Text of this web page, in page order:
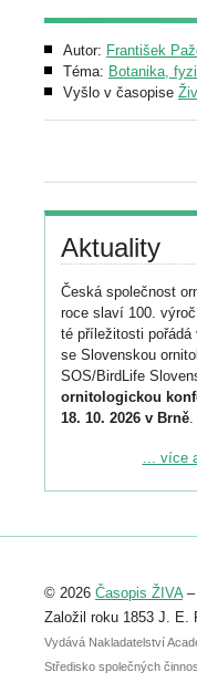
Autor: František
Téma: Botanika,
Vyšlo v časopise
Aktuality
Česká společnost
roce slaví 100.
té příležitosti pořádá
se Slovenskou
SOS/BirdLife
ornitologickou
18. 10. 2026 v Brně.
Podrobnější
Registrovat se
abstraktu přihlášené
posteru je už 30.
... více
© 2026 Časopis ŽIVA–
Založil roku 1853 J. E.
Vydává Nakladatelství
Středisko společných